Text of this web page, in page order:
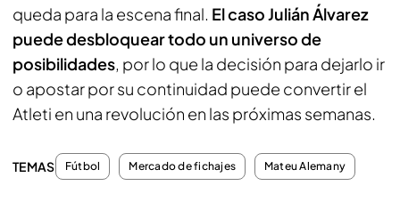
queda para la escena final. El caso Julián Álvarez
puede desbloquear todo un universo de
posibilidades, por lo que la decisión para dejarlo ir
o apostar por su continuidad puede convertir el
Atleti en una revolución en las próximas semanas.
TEMAS Fútbol Mercado de fichajes Mateu Alemany